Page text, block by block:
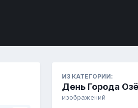
ИЗ КАТЕГОРИИ:
День Города
изображений